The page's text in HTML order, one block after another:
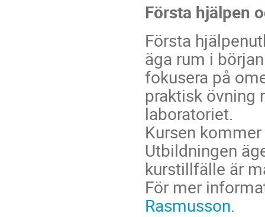
Första hjälpen
Första
äga rum i
fokusera på
praktisk övning
laboratoriet.
Kursen
Utbildningen
kurstillfälle är
För mer
Rasmusson.